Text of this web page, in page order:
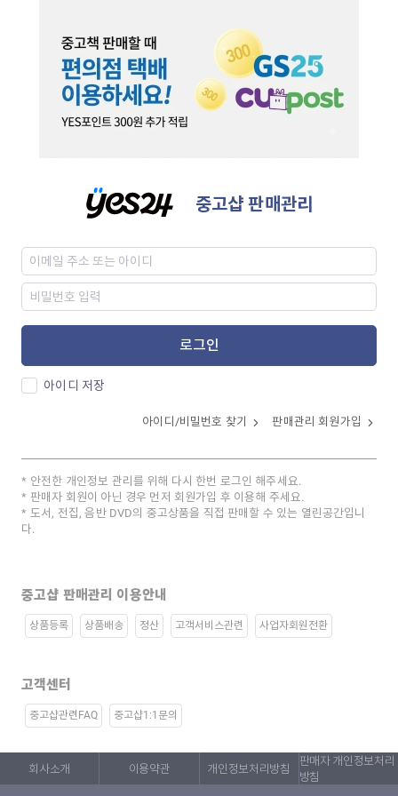
중고샵 판매관리
로그인
아이디 저장
아이디/비밀번호 찾기 판매관리 회원가입
안전한 개인정보 관리를 위해 다시 한번 로그인 해주세요.
판매자 회원이 아닌 경우 먼저 회원가입 후 이용해 주세요.
도서, 전집, 음반 DVD의 중고상품을 직접 판매할 수 있는 열린공간입니
다.
중고샵 판매관리 이용안내
상품등록 상품배송 정산 고객서비스관련 사업자회원전환
고객센터
중고샵관련FAQ 중고샵1:1문의
회사소개 이용약관 개인정보처리방침
판매자 개인정보처리
방침